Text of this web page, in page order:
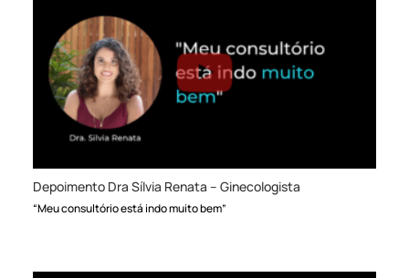
Depoimento Dra Sílvia Renata – Ginecologista
“Meu consultório está indo muito bem”